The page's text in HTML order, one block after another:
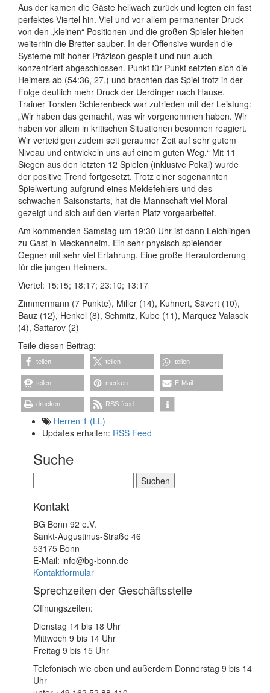
Aus der kamen die Gäste hellwach zurück und legten ein fast
perfektes Viertel hin. Viel und vor allem permanenter Druck
von den „kleinen“ Positionen und die großen Spieler hielten
weiterhin die Bretter sauber. In der Offensive wurden die
Systeme mit hoher Präzison gespielt und nun auch
konzentriert abgeschlossen. Punkt für Punkt setzten sich die
Heimers ab (54:36, 27.) und brachten das Spiel trotz in der
Folge deutlich mehr Druck der Uerdinger nach Hause.
Trainer Torsten Schierenbeck war zufrieden mit der Leistung:
„Wir haben das gemacht, was wir vorgenommen haben. Wir
haben vor allem in kritischen Situationen besonnen reagiert.
Wir verteidigen zudem seit geraumer Zeit auf sehr gutem
Niveau und entwickeln uns auf einem guten Weg.“ Mit 11
Siegen aus den letzten 12 Spielen (inklusive Pokal) wurde
der positive Trend fortgesetzt. Trotz einer sogenannten
Spielwertung aufgrund eines Meldefehlers und des
schwachen Saisonstarts, hat die Mannschaft viel Moral
gezeigt und sich auf den vierten Platz vorgearbeitet.
Am kommenden Samstag um 19:30 Uhr ist dann Leichlingen
zu Gast in Meckenheim. Ein sehr physisch spielender
Gegner mit sehr viel Erfahrung. Eine große Herauforderung
für die jungen Heimers.
Viertel: 15:15; 18:17; 23:10; 13:17
Zimmermann (7 Punkte), Miller (14), Kuhnert, Sävert (10),
Bauz (12), Henkel (8), Schmitz, Kube (11), Marquez Valasek
(4), Sattarov (2)
Teile diesen Beitrag:
teilen teilen teilen
teilen merken E-Mail
drucken RSS-feed
Herren 1 (LL)
Updates erhalten: RSS Feed
Suche
nach:
Kontakt
BG Bonn 92 e.V.
Sankt-Augustinus-Straße 46
53175 Bonn
E-Mail: info@bg-bonn.de
Kontaktformular
Sprechzeiten der Geschäftsstelle
Öffnungszeiten:
Dienstag 14 bis 18 Uhr
Mittwoch 9 bis 14 Uhr
Freitag 9 bis 15 Uhr
Telefonisch wie oben und außerdem Donnerstag 9 bis 14
Uhr